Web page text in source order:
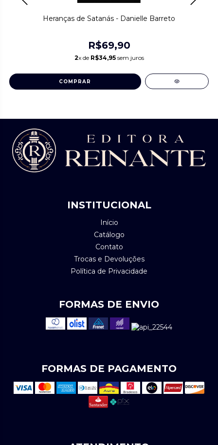
Heranças de Satanás - Danielle Barreto
R$69,90
2x de R$34,95sem juros
INSTITUCIONAL
Início
Catálogo
Contato
Trocas e Devoluções
Política de Privacidade
FORMAS DE ENVIO
FORMAS DE PAGAMENTO